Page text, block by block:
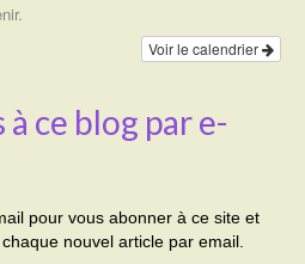
Voir le calendrier
ce blog par e-
pour vous abonner à ce site et
nouvel article par email.